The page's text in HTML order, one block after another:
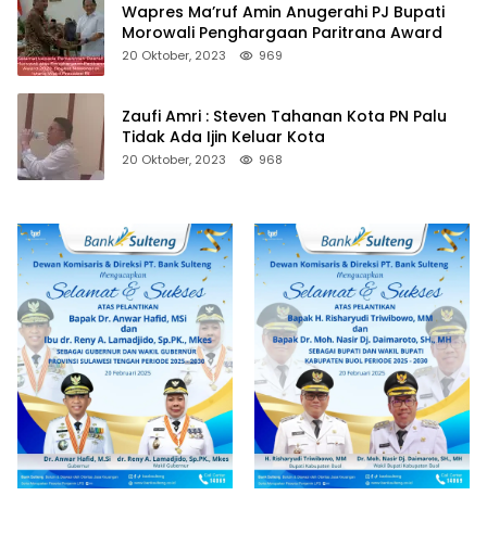
Wapres Ma’ruf Amin Anugerahi PJ Bupati
Morowali Penghargaan Paritrana Award
20 Oktober, 2023 969
Zaufi Amri : Steven Tahanan Kota PN Palu
Tidak Ada Ijin Keluar Kota
20 Oktober, 2023 968